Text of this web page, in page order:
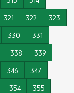
321 322
323
330
331
338
339
346
347
354
355